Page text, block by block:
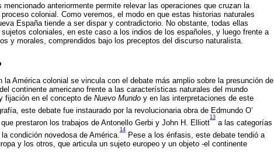
anteriormente permite relevar las operaciones que cruzan la
colonial. Como veremos, el modo en que estas historias naturales
España tiende a ser dispar y contradictorio. No obstante, todas ellas
coloniales, en este caso a los indios de los españoles, y luego frente a
y morales, comprendidos bajo los preceptos del discurso naturalista.
América colonial se vincula con el debate más amplio sobre la presunción de
continente americano frente a las características naturales del mundo
fijación en el concepto de Nuevo Mundo y en las interpretaciones de este
este debate fue instaurado por la revolucionaria obra de Edmundo O’
prestaron los trabajos de Antonello Gerbi y John H. Elliott
13
a las categorías
condición novedosa de América.
14
Pese a los énfasis, este debate tendió a
y los otros, que articula un sujeto europeo y un objeto -el continente